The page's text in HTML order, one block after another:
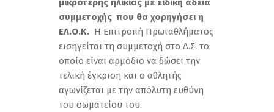
μικρότερης ηλικίας με ειδική άδεια
συμμετοχής που θα χορηγήσει η
ΕΛ.Ο.Κ. Η Επιτροπή Πρωταθλήματος
εισηγείται τη συμμετοχή στο Δ.Σ. το
οποίο είναι αρμόδιο να δώσει την
τελική έγκριση και ο αθλητής
αγωνίζεται με την απόλυτη ευθύνη
του σωματείου του.